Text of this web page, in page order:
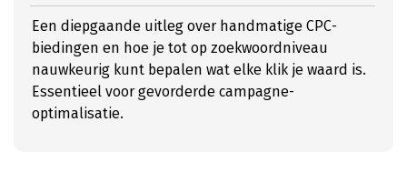
Een diepgaande uitleg over handmatige CPC-
biedingen en hoe je tot op zoekwoordniveau
nauwkeurig kunt bepalen wat elke klik je waard is.
Essentieel voor gevorderde campagne-
optimalisatie.